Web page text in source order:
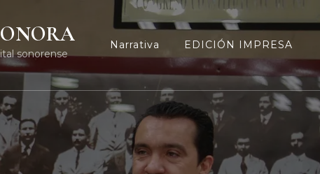
sonorense
Narrativa EDICIÓN IMPRESA